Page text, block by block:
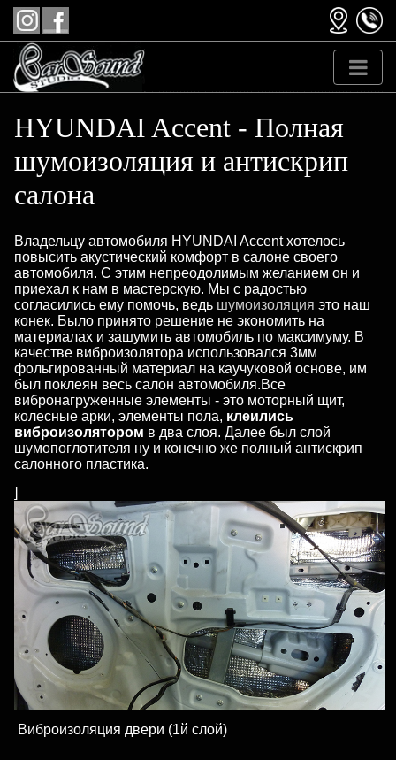
HYUNDAI Accent - Полная
шумоизоляция и антискрип
салона
Владельцу автомобиля HYUNDAI Accent хотелось
повысить акустический комфорт в салоне своего
автомобиля. С этим непреодолимым желанием он и
приехал к нам в мастерскую. Мы с радостью
согласились ему помочь, ведь шумоизоляция это наш
конек. Было принято решение не экономить на
материалах и зашумить автомобиль по максимуму. В
качестве виброизолятора использовался 3мм
фольгированный материал на каучуковой основе, им
был поклеян весь салон автомобиля.Все
вибронагруженные элементы - это моторный щит,
колесные арки, элементы пола, клеились
виброизолятором в два слоя. Далее был слой
шумопоглотителя ну и конечно же полный антискрип
салонного пластика.
]
Виброизоляция двери (1й слой)